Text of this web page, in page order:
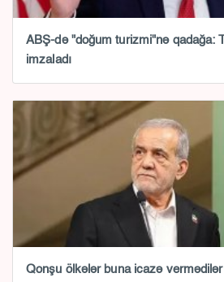
ABŞ-də "doğum turizmi"nə qadağa:
imzaladı
Qonşu ölkələr buna icazə